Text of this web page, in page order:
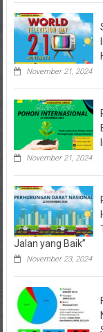
November 21, 2024
November 21, 2024
Jalan yang Baik”
November 23, 2024